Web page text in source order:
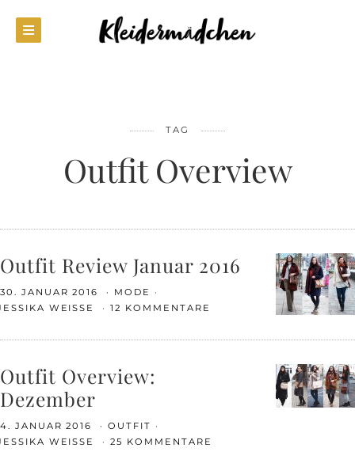
TAG
Outfit Overview
Outfit Review Januar 2016
30. JANUAR 2016
MODE
WEISSE
12 KOMMENTARE
Outfit Overview:
Dezember
4. JANUAR 2016
OUTFIT
WEISSE
25 KOMMENTARE